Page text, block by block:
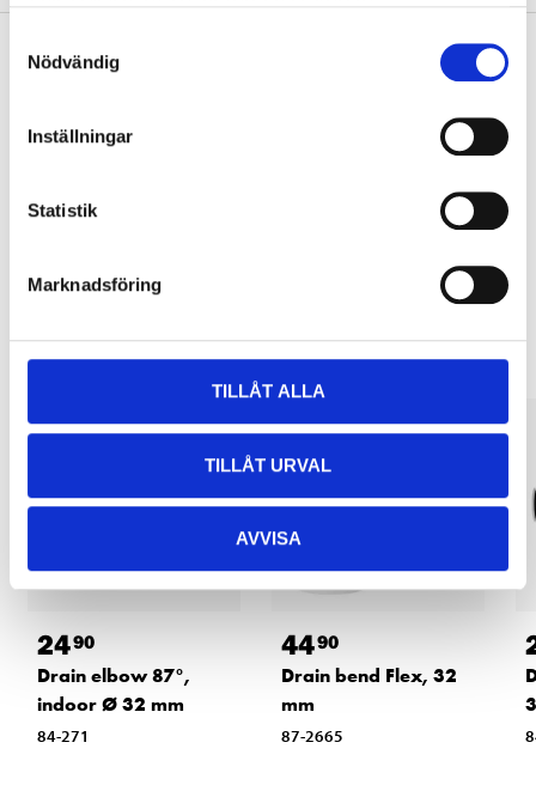
Nödvändig
Inställningar
Statistik
Marknadsföring
TILLÅT ALLA
TILLÅT URVAL
AVVISA
Pay & Collect in your local store within 2 hours! For more information
Other customers also bought
2490
Drain elbow 87°,
indoor Ø 32 mm
84-271
4490
Drain bend Flex, 32
mm
87-2665